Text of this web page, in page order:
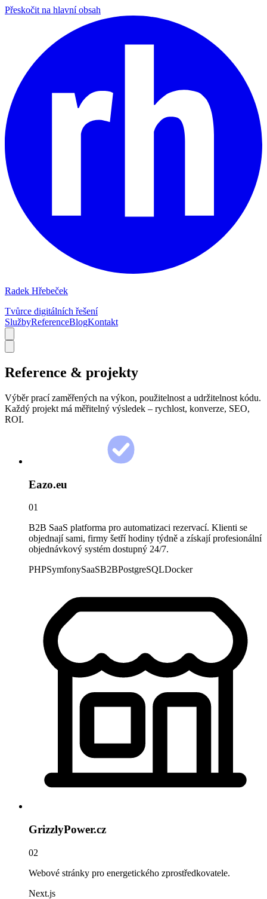
Přeskočit na hlavní obsah
Radek Hřebeček
Tvůrce digitálních řešení
SlužbyReferenceBlogKontakt
Reference & projekty
Výběr prací zaměřených na výkon, použitelnost a udržitelnost kódu.
Každý projekt má měřitelný výsledek – rychlost, konverze, SEO,
ROI.
Eazo.eu
01
B2B SaaS platforma pro automatizaci rezervací. Klienti se
objednají sami, firmy šetří hodiny týdně a získají profesionální
objednávkový systém dostupný 24/7.
PHPSymfonySaaSB2BPostgreSQLDocker
GrizzlyPower.cz
02
Webové stránky pro energetického zprostředkovatele.
Next.js